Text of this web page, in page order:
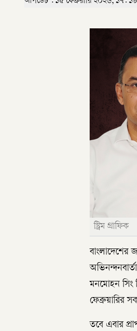
স্ট্রিম গ্রাফিক
বাংলাদেশের
মনমোহন সিং
ফেব্রুয়ারির
তবে এবার